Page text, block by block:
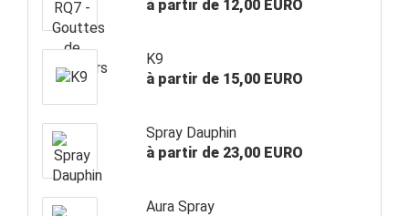
à partir de 12,00 EURO
K9
à partir de 15,00 EURO
Spray Dauphin
à partir de 23,00 EURO
Aura Spray